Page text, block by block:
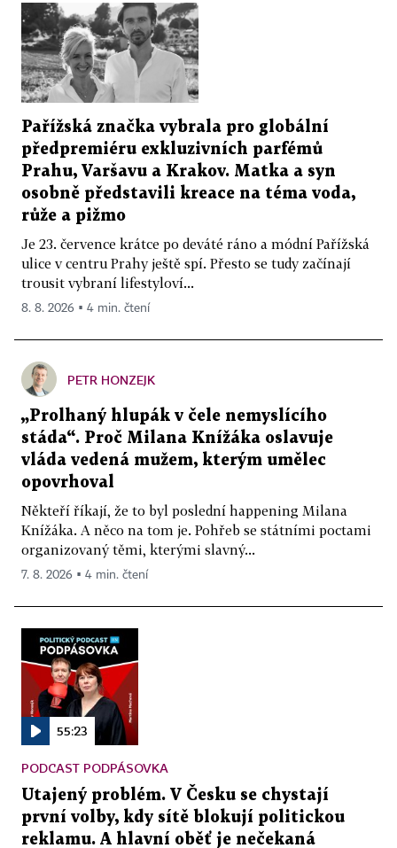
Pařížská značka vybrala pro globální
předpremiéru exkluzivních parfémů
Prahu, Varšavu a Krakov. Matka a syn
osobně představili kreace na téma voda,
růže a pižmo
Je 23. července krátce po deváté ráno a módní Pařížská
ulice v centru Prahy ještě spí. Přesto se tudy začínají
trousit vybraní lifestyloví...
8. 8. 2026 ▪ 4 min. čtení
PETR HONZEJK
„Prolhaný hlupák v čele nemyslícího
stáda“. Proč Milana Knížáka oslavuje
vláda vedená mužem, kterým umělec
opovrhoval
Někteří říkají, že to byl poslední happening Milana
Knížáka. A něco na tom je. Pohřeb se státními poctami
organizovaný těmi, kterými slavný...
7. 8. 2026 ▪ 4 min. čtení
55:23
PODCAST PODPÁSOVKA
Utajený problém. V Česku se chystají
první volby, kdy sítě blokují politickou
reklamu. A hlavní oběť je nečekaná